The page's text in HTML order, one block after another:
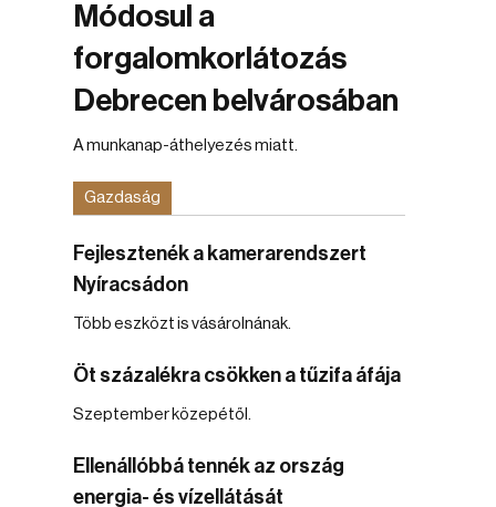
Módosul a
forgalomkorlátozás
Debrecen belvárosában
A munkanap-áthelyezés miatt.
Gazdaság
Fejlesztenék a kamerarendszert
Nyíracsádon
Több eszközt is vásárolnának.
Öt százalékra csökken a tűzifa áfája
Szeptember közepétől.
Ellenállóbbá tennék az ország
energia- és vízellátását